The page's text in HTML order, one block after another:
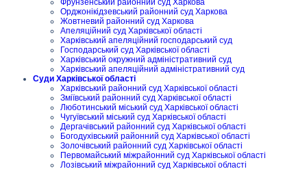
Фрунзенський районний суд Харкова
Орджонікідзевський районний суд Харкова
Жовтневий районний суд Харкова
Апеляційний суд Харківської області
Харківський апеляційний господарський суд
Господарський суд Харківської області
Харківський окружний адміністративний суд
Харківський апеляційний адміністративний суд
Суди Харківської області
Харківський районний суд Харківської області
Зміївський районний суд Харківської області
Люботинський міський суд Харківської області
Чугуївський міський суд Харківської області
Дергачівський районний суд Харківської області
Богодухівський районний суд Харківської області
Золочівський районний суд Харківської області
Первомайський міжрайонний суд Харківської області
Лозівський міжрайонний суд Харківської області